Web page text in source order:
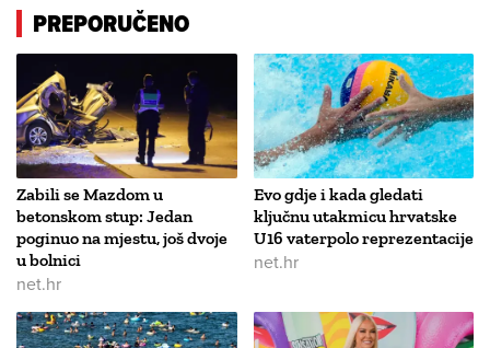
PREPORUČENO
Zabili se Mazdom u
betonskom stup: Jedan
poginuo na mjestu, još dvoje
u bolnici
net.hr
Evo gdje i kada gledati
ključnu utakmicu hrvatske
U16 vaterpolo reprezentacije
net.hr